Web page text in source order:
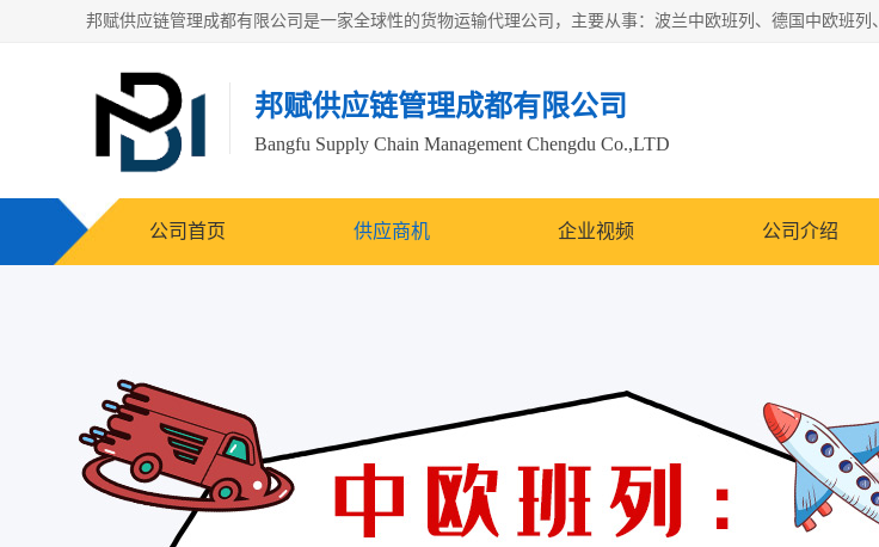
邦赋供应链管理成都有限公司
Bangfu Supply Chain Management Chengdu Co.,LTD
公司首页 供应商机 企业视频 公司介绍